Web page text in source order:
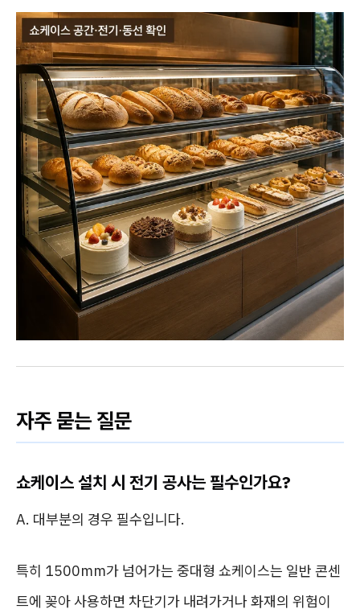
자주 묻는 질문
쇼케이스 설치 시 전기 공사는 필수인가요?
A. 대부분의 경우 필수입니다.
특히 1500mm가 넘어가는 중대형 쇼케이스는 일반 콘센
트에 꽂아 사용하면 차단기가 내려가거나 화재의 위험이